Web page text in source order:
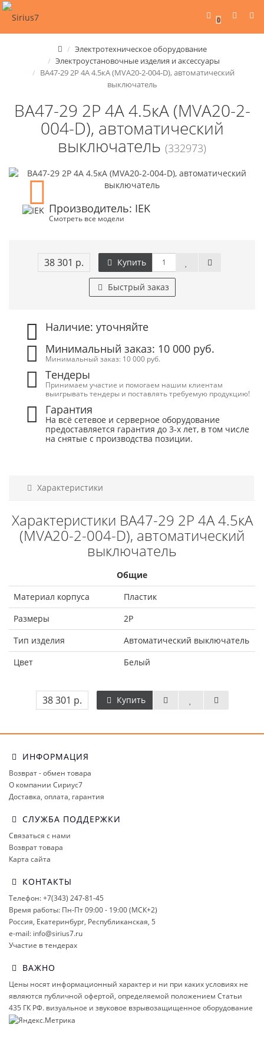
0
Электротехническое оборудование
Электроустановочные изделия и аксессуары
ВА47-29 2Р 4А 4.5кА (MVA20-2-004-D), автоматический
выключатель
ВА47-29 2Р 4А 4.5кА (MVA20-2-
004-D), автоматический
выключатель (332973)
Производитель: IEK
Смотреть все модели
38 301 р. Купить
Быстрый заказ
Наличие: уточняйте
Минимальный заказ: 10 000 руб.
Минимальный заказ: 10 000 руб.
Тендеры
Принимаем участие и помогаем нашим клиентам
выигрывать тендеры и поставлять требуемую продукцию!
Гарантия
На всё сетевое и серверное оборудование
предоставляется гарантия до 3-х лет, в том числе
на снятые с производства позиции.
Характеристики
Характеристики ВА47-29 2Р 4А 4.5кА
(MVA20-2-004-D), автоматический
выключатель
Общие
Материал корпуса
Пластик
Размеры
2Р
Тип изделия
Автоматический выключатель
Цвет
Белый
38 301 р. Купить
ИНФОРМАЦИЯ
Возврат - обмен товара
О компании Сириус7
Доставка, оплата, гарантия
СЛУЖБА ПОДДЕРЖКИ
Связаться с нами
Возврат товара
Карта сайта
КОНТАКТЫ
Телефон: +7(343) 247-81-45
Время работы: Пн-Пт 09:00 - 19:00 (МСК+2)
Россия, Екатеринбург, Республиканская, 5
e-mail: info@sirius7.ru
Участие в тендерах
ВАЖНО
Цены носят информационный характер и ни при каких условиях не
являются публичной офертой, определяемой положением Статьи
435 ГК РФ. визуальное и звуковое взрывозащищенное оборудование